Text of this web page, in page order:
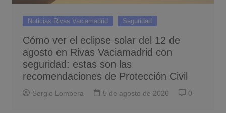
Noticias Rivas Vaciamadrid Seguridad
Cómo ver el eclipse solar del 12 de
agosto en Rivas Vaciamadrid con
seguridad: estas son las
recomendaciones de Protección Civil
Sergio Lombera 5 de agosto de 2026 0